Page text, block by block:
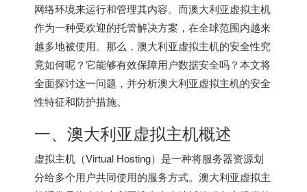
网络环境来运行和管理其内容。而澳大利亚虚拟主机
作为一种受欢迎的托管解决方案，在全球范围内越来
越多地被使用。那么， 澳大利亚虚拟主机的安全性究
竟如何呢？它能够有效保障用户数据安全吗？本文将
全面探讨这一问题，并分析澳大利亚虚拟主机的安全
性特征和防护措施。
一、澳大利亚虚拟主机概述
虚拟主机（Virtual Hosting）是一种将服务器资源划
分给多个用户共同使用的服务方式。澳大利亚虚拟主